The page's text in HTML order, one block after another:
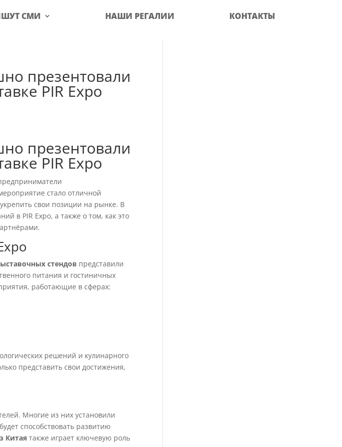
СМИ НАШИ РЕГАЛИИ КОНТАКТЫ
презентовали
PIR Expo
презентовали
PIR Expo
стало отличной
свои позиции на рынке. В
в PIR Expo, а также о том, как это
стендов представили
питания и гостиничных
работающие в сферах:
решений и кулинарного
представить свои достижения,
Многие из них установили
способствовать развитию
Китая также играет ключевую роль